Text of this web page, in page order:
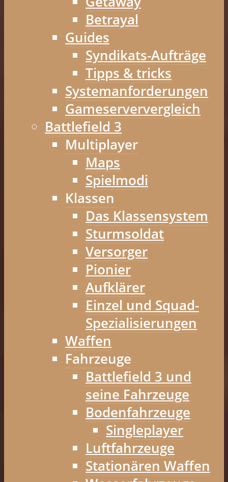
Betrayal
Guides
Syndikats-Aufträge
Tipps & tricks
Systemanforderungen
Gameserververgleich
Battlefield 3
Multiplayer
Maps
Spielmodi
Klassen
Das Klassensystem
Sturmsoldat
Versorger
Pionier
Aufklärer
Einzel und Squad-
Spezialisierungen
Waffen
Fahrzeuge
Battlefield 3 und
seine Fahrzeuge
Bodenfahrzeuge
Singleplayer
Luftfahrzeuge
Stationären Waffen